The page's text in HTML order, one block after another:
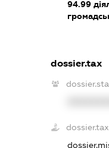
94.99
dossier.tax